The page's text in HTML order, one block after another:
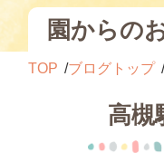
園からの
TOP ブログトップ
高槻